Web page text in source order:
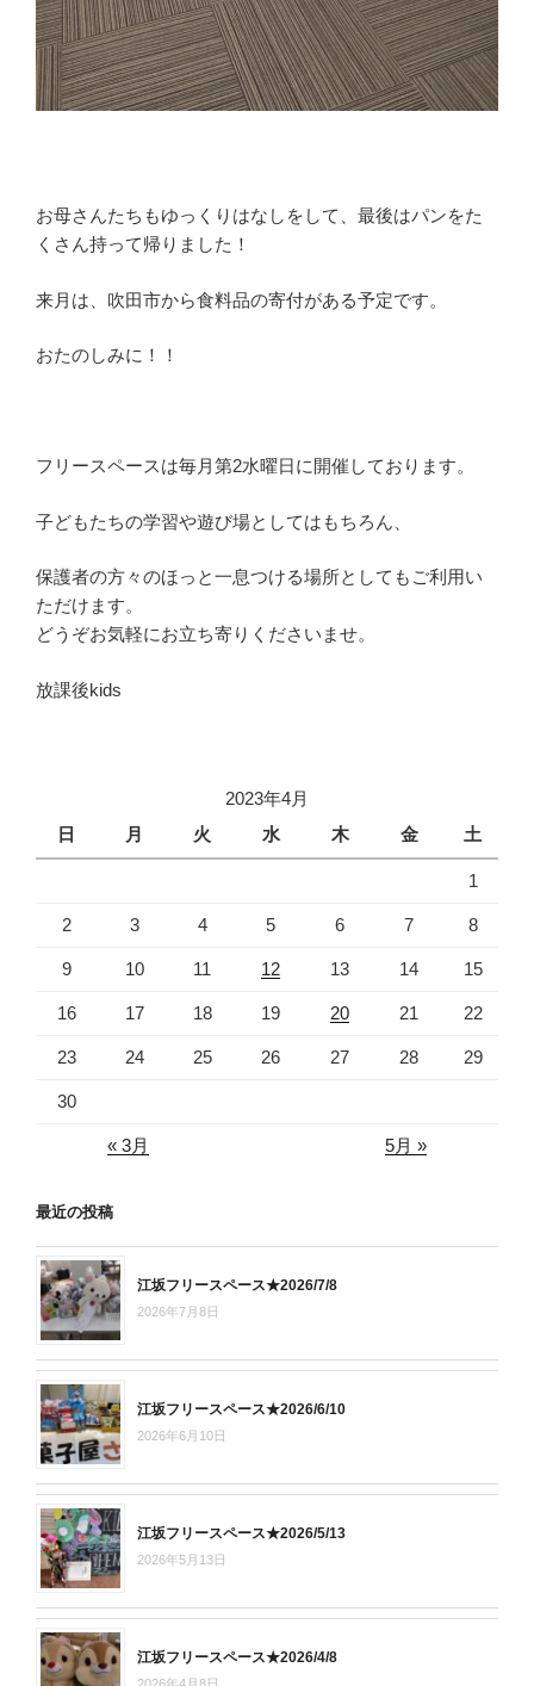
お母さんたちもゆっくりはなしをして、最後はパンをた
くさん持って帰りました！
来月は、吹田市から食料品の寄付がある予定です。
おたのしみに！！
フリースペースは毎月第2水曜日に開催しております。
子どもたちの学習や遊び場としてはもちろん、
保護者の方々のほっと一息つける場所としてもご利用い
ただけます。
どうぞお気軽にお立ち寄りくださいませ。
放課後kids
2023年4月
日
月 火 水 木 金 土
1
2 3 4 5 6 7 8
9 10 11 12 13 14 15
16 17 18 19 20 21 22
23 24 25 26 27 28 29
30
« 3月 5月 »
最近の投稿
江坂フリースペース★2026/7/8
2026年7月8日
江坂フリースペース★2026/6/10
2026年6月10日
江坂フリースペース★2026/5/13
2026年5月13日
江坂フリースペース★2026/4/8